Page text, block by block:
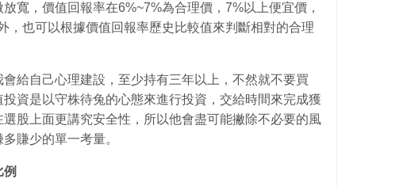
寬，價值回報率在6%~7%為合理價，7%以上便宜價，
，也可以根據價值回報率歷史比較值來判斷相對的合理
會給自己心理建設，至少持有三年以上，不然就不要買
資是以守株待兔的心態來進行投資，交給時間來完成獲
股上面更講究安全性，所以他會盡可能撇除不必要的風
賺少的單一考量。